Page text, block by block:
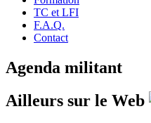
TC et LFI
F.A.Q.
Contact
Agenda militant
Ailleurs sur le Web